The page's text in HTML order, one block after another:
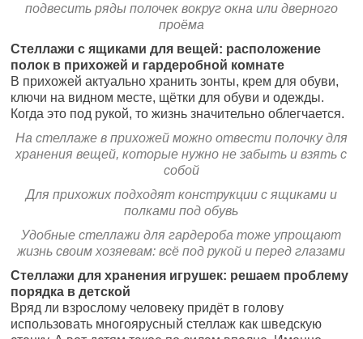
подвесить ряды полочек вокруг окна или дверного
проёма
Стеллажи с ящиками для вещей: расположение
полок в прихожей и гардеробной комнате
В прихожей актуально хранить зонты, крем для обуви,
ключи на видном месте, щётки для обуви и одежды.
Когда это под рукой, то жизнь значительно облегчается.
На стеллаже в прихожей можно отвести полочку для
хранения вещей, которые нужно не забыть и взять с
собой
Для прихожих подходят конструкции с ящиками и
полками под обувь
Удобные стеллажи для гардероба тоже упрощают
жизнь своим хозяевам: всё под рукой и перед глазами
Стеллажи для хранения игрушек: решаем проблему
порядка в детской
Вряд ли взрослому человеку придёт в голову
использовать многоярусный стеллаж как шведскую